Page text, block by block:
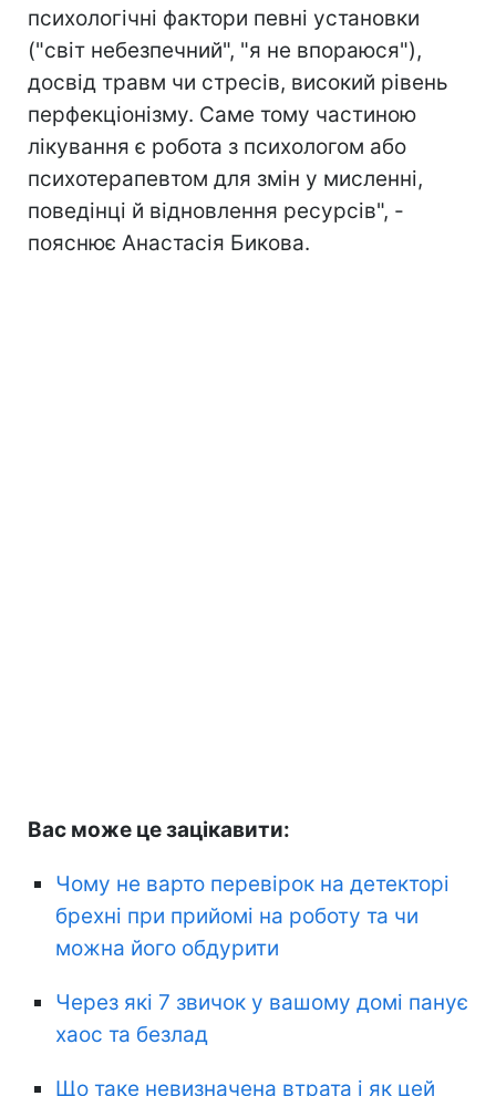
психологічні фактори певні установки
("світ небезпечний", "я не впораюся"),
досвід травм чи стресів, високий рівень
перфекціонізму. Саме тому частиною
лікування є робота з психологом або
психотерапевтом для змін у мисленні,
поведінці й відновлення ресурсів", -
пояснює Анастасія Бикова.
Вас може це зацікавити:
Чому не варто перевірок на детекторі
брехні при прийомі на роботу та чи
можна його обдурити
Через які 7 звичок у вашому домі панує
хаос та безлад
Що таке невизначена втрата і як цей